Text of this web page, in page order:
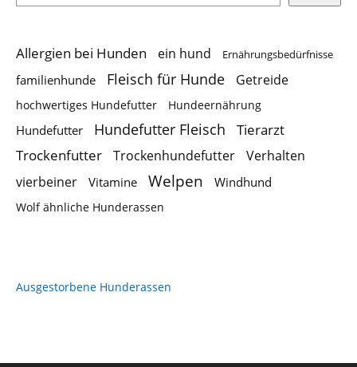
Allergien bei Hunden ein hund Ernährungsbedürfnisse
familienhunde Fleisch für Hunde Getreide
hochwertiges Hundefutter Hundeernährung
Hundefutter Hundefutter Fleisch
Tierarzt
Trockenfutter
Trockenhundefutter
Verhalten
vierbeiner
Vitamine Welpen Windhund
Wolf ähnliche Hunderassen
Ausgestorbene Hunderassen